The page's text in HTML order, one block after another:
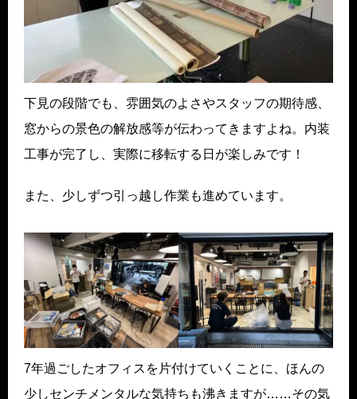
下見の段階でも、雰囲気のよさやスタッフの期待感、
窓からの景色の解放感等が伝わってきますよね。内装
工事が完了し、実際に移転する日が楽しみです！
また、少しずつ引っ越し作業も進めています。
7年過ごしたオフィスを片付けていくことに、ほんの
少しセンチメンタルな気持ちも沸きますが……その気